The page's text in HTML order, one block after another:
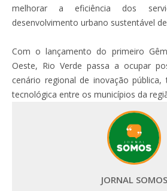
melhorar a eficiência dos
desenvolvimento urbano sustentável
Com o lançamento do primeiro
Oeste, Rio Verde passa a ocupar
cenário regional de inovação pública,
tecnológica entre os municípios da
JORNAL SOMOS